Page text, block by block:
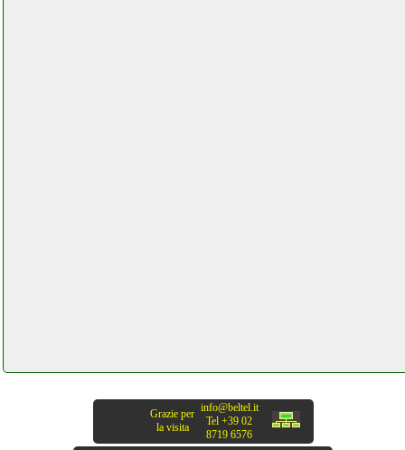
Grazie per
la visita
info@beltel.it
Tel +39 02
8719 6576